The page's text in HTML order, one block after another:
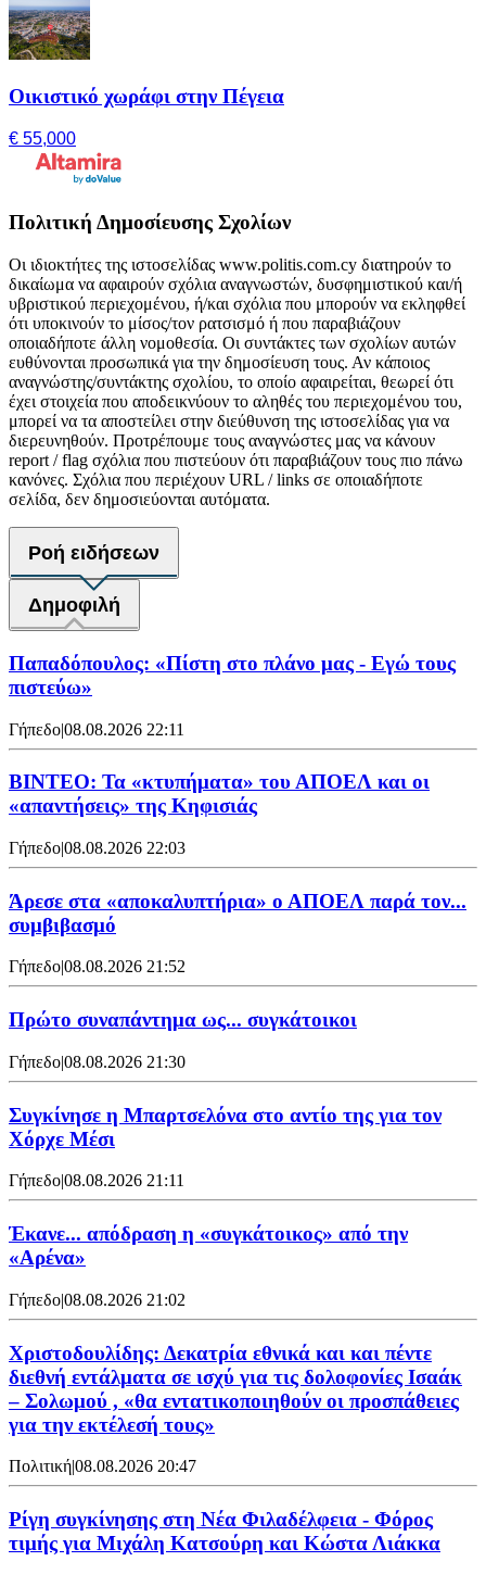
Οικιστικό χωράφι στην Πέγεια
€ 55,000
Πολιτική Δημοσίευσης Σχολίων
Οι ιδιοκτήτες της ιστοσελίδας www.politis.com.cy διατηρούν το
δικαίωμα να αφαιρούν σχόλια αναγνωστών, δυσφημιστικού και/ή
υβριστικού περιεχομένου, ή/και σχόλια που μπορούν να εκληφθεί
ότι υποκινούν το μίσος/τον ρατσισμό ή που παραβιάζουν
οποιαδήποτε άλλη νομοθεσία. Οι συντάκτες των σχολίων αυτών
ευθύνονται προσωπικά για την δημοσίευση τους. Αν κάποιος
αναγνώστης/συντάκτης σχολίου, το οποίο αφαιρείται, θεωρεί ότι
έχει στοιχεία που αποδεικνύουν το αληθές του περιεχομένου του,
μπορεί να τα αποστείλει στην διεύθυνση της ιστοσελίδας για να
διερευνηθούν. Προτρέπουμε τους αναγνώστες μας να κάνουν
report / flag σχόλια που πιστεύουν ότι παραβιάζουν τους πιο πάνω
κανόνες. Σχόλια που περιέχουν URL / links σε οποιαδήποτε
σελίδα, δεν δημοσιεύονται αυτόματα.
Ροή ειδήσεων
Δημοφιλή
Παπαδόπουλος: «Πίστη στο πλάνο μας - Εγώ τους
πιστεύω»
Γήπεδο|08.08.2026 22:11
ΒΙΝΤΕΟ: Τα «κτυπήματα» του ΑΠΟΕΛ και οι
«απαντήσεις» της Κηφισιάς
Γήπεδο|08.08.2026 22:03
Άρεσε στα «αποκαλυπτήρια» ο ΑΠΟΕΛ παρά τον...
συμβιβασμό
Γήπεδο08.08.2026 21:52
Πρώτο συναπάντημα ως... συγκάτοικοι
Γήπεδο|08.08.2026 21:30
Συγκίνησε η Μπαρτσελόνα στο αντίο της για τον
Χόρχε Μέσι
Γήπεδο|08.08.2026 21:11
Έκανε... απόδραση η «συγκάτοικος» από την
«Αρένα»
Γήπεδο|08.08.2026 21:02
Χριστοδουλίδης: Δεκατρία εθνικά και και πέντε
διεθνή εντάλματα σε ισχύ για τις δολοφονίες Ισαάκ
– Σολωμού , «θα εντατικοποιηθούν οι προσπάθειες
για την εκτέλεσή τους»
Πολιτική|08.08.2026 20:47
Ρίγη συγκίνησης στη Νέα Φιλαδέλφεια - Φόρος
τιμής για Μιχάλη Κατσούρη και Κώστα Λιάκκα